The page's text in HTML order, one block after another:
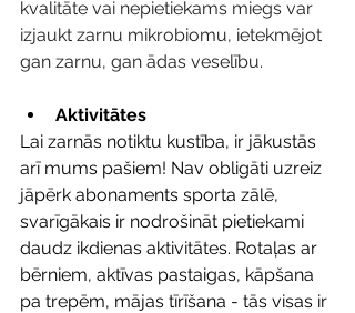
kvalitāte vai nepietiekams miegs var
izjaukt zarnu mikrobiomu, ietekmējot
gan zarnu, gan ādas veselību.
Aktivitātes
Lai zarnās notiktu kustība, ir jākustās
arī mums pašiem! Nav obligāti uzreiz
jāpērk abonaments sporta zālē,
svarīgākais ir nodrošināt pietiekami
daudz ikdienas aktivitātes. Rotaļas ar
bērniem, aktīvas pastaigas, kāpšana
pa trepēm, mājas tīrīšana - tās visas ir